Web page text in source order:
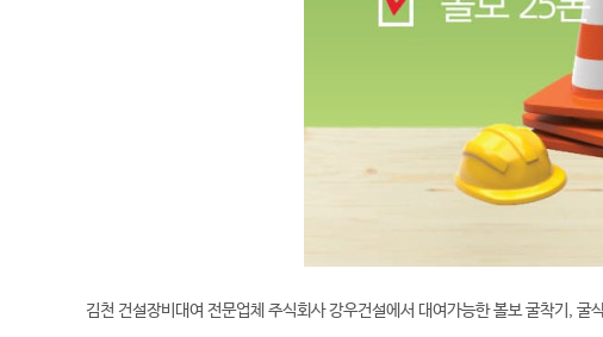
김천 건설장비대여 전문업체 주식회사 강우건설에서 대여가능한볼보 굴착기, 굴